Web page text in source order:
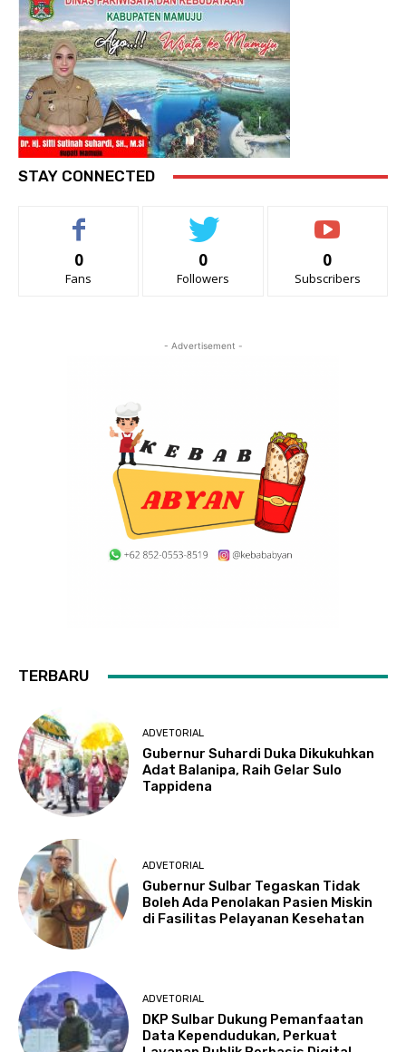
STAY CONNECTED
0
Fans
0
Followers
0
Subscribers
- Advertisement -
TERBARU
ADVETORIAL
Gubernur Suhardi Duka Dikukuhkan
Adat Balanipa, Raih Gelar Sulo
Tappidena
ADVETORIAL
Gubernur Sulbar Tegaskan Tidak
Boleh Ada Penolakan Pasien Miskin
di Fasilitas Pelayanan Kesehatan
ADVETORIAL
DKP Sulbar Dukung Pemanfaatan
Data Kependudukan, Perkuat